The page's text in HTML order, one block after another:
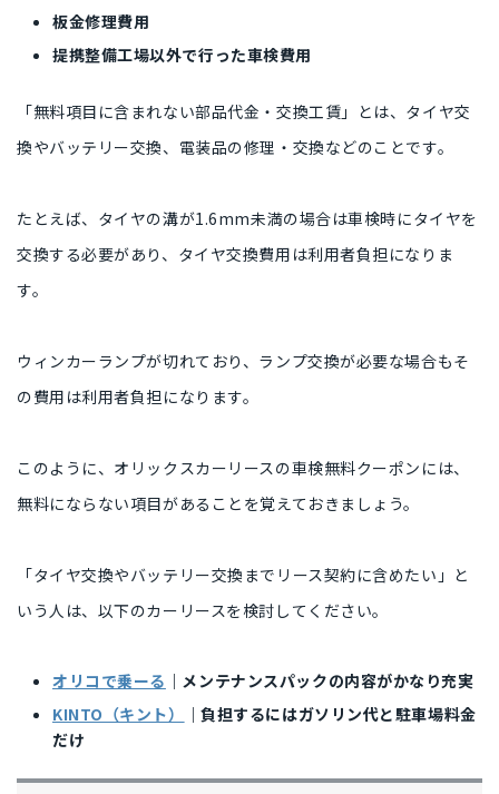
板金修理費用
提携整備工場以外で行った車検費用
「無料項目に含まれない部品代金・交換工賃」とは、タイヤ交
換やバッテリー交換、電装品の修理・交換などのことです。
たとえば、タイヤの溝が1.6mm未満の場合は車検時にタイヤを
交換する必要があり、タイヤ交換費用は利用者負担になりま
す。
ウィンカーランプが切れており、ランプ交換が必要な場合もそ
の費用は利用者負担になります。
このように、オリックスカーリースの車検無料クーポンには、
無料にならない項目があることを覚えておきましょう。
「タイヤ交換やバッテリー交換までリース契約に含めたい」と
いう人は、以下のカーリースを検討してください。
オリコで乗ーる ｜メンテナンスパックの内容がかなり充実
KINTO（キント）
｜負担するにはガソリン代と駐車場料金
だけ